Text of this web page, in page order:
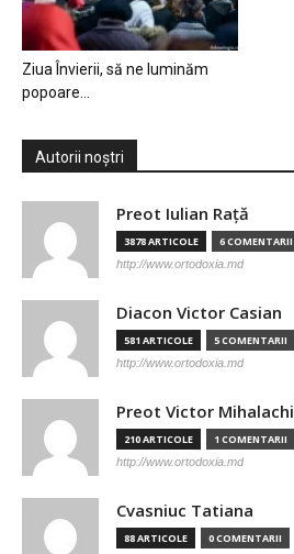
Ziua Învierii, să ne luminăm
popoare…
Autorii noștri
Preot Iulian Raţă
3878 ARTICOLE 6 COMENTARII
http://www.ortodoxia.md
Diacon Victor Casian
581 ARTICOLE 5 COMENTARII
http://www.ortodoxia.md
Preot Victor Mihalachi
210 ARTICOLE 1 COMENTARII
http://www.ortodoxia.md
Cvasniuc Tatiana
88 ARTICOLE 0 COMENTARII